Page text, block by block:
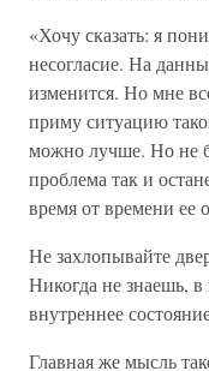
«Хочу сказать: я
несогласие. На
изменится. Но мне
приму ситуацию
можно лучше. Но не
проблема так и
время от времени ее
Не захлопывайте
Никогда не знаешь,
внутреннее
Главная же мысль